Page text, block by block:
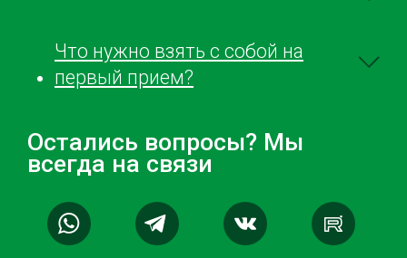
Что нужно взять с собой на
первый прием?
Остались вопросы? Мы
всегда на связи